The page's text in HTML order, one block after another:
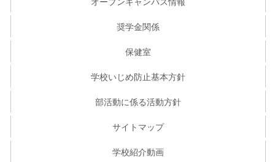
奨学金関係
保健室
学校いじめ防止基本方針
部活動に係る活動方針
サイトマップ
学校紹介動画